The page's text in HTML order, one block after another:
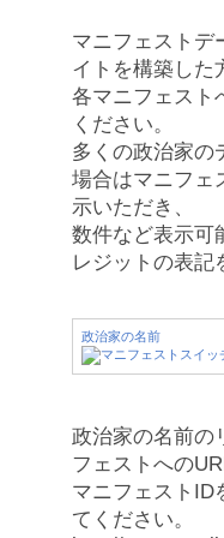
マニフェストデ
イトを構築した
各マニフェスト
ください。
多くの政治家の
場合はマニフェ
示いただき、
数件など表示可
レジットの表記
政治家の名前
政治家の名前の
フェストへの
マニフェストID
てください。